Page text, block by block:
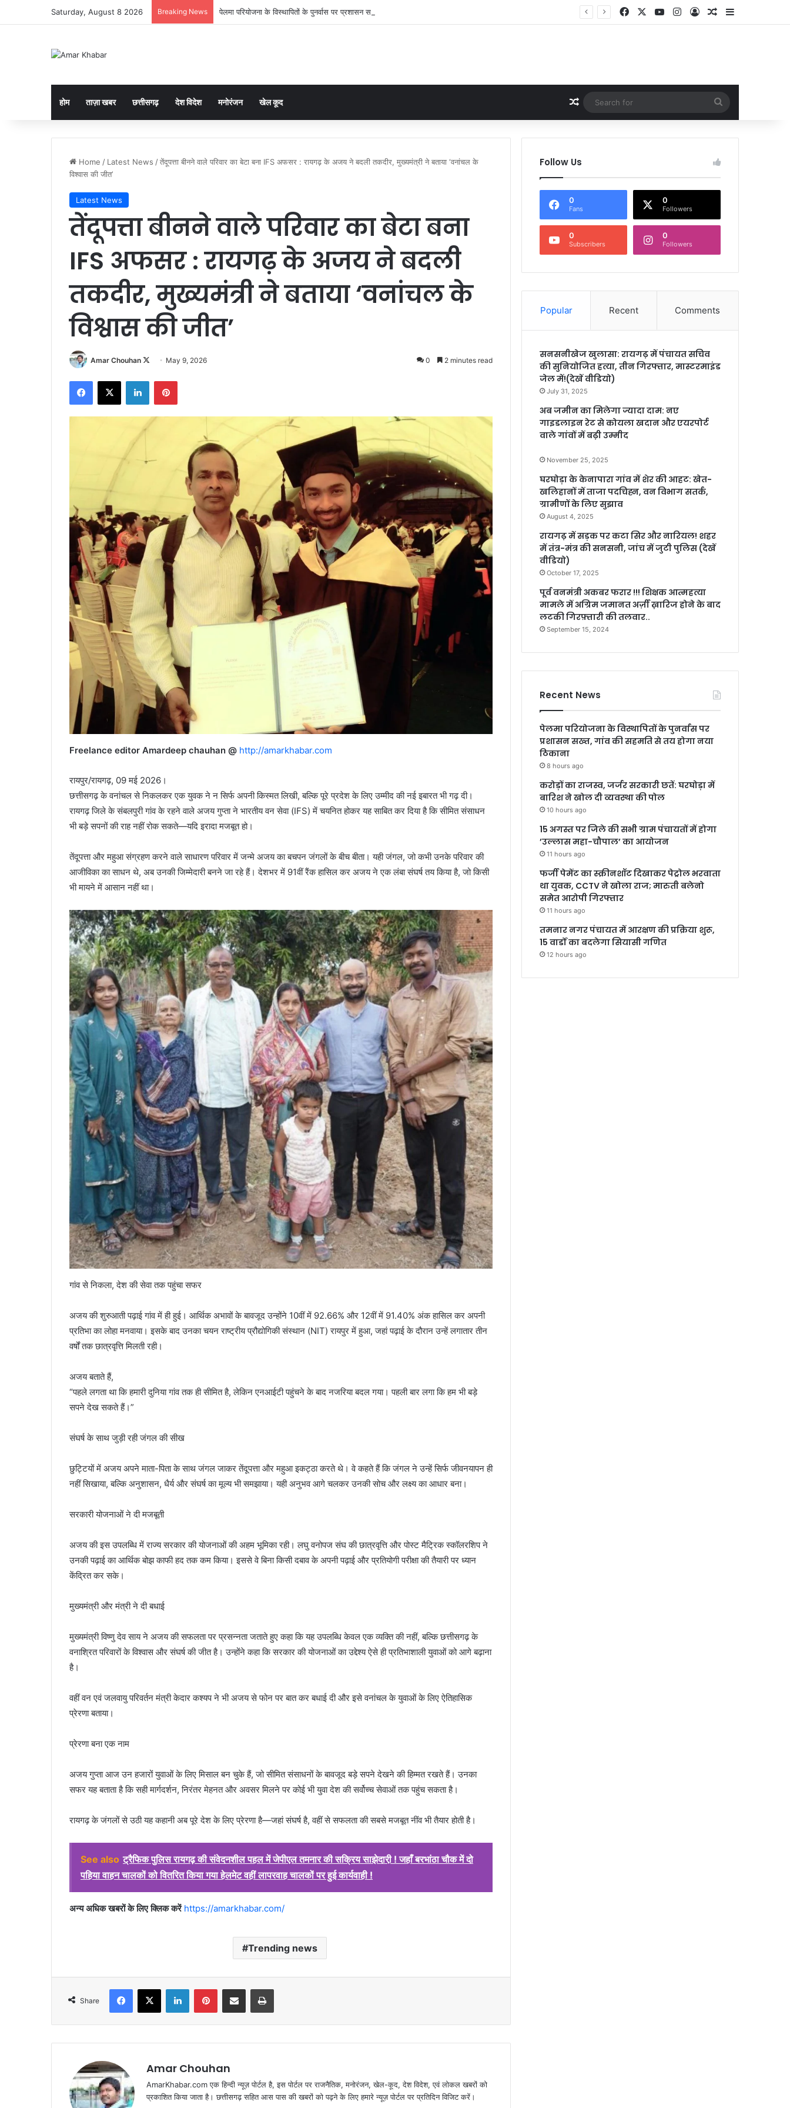
Saturday, August 8 2026 Breaking News पेलमा परियोजना के विस्थापितों के पुनर्वास पर प्रशासन सख्त, गांव की सहमति से तय होगा नया ठिकाना FacebookYouTubeInstagram
Log InRandom Article
Sidebar
होम ताज़ा खबर छत्तीसगढ़ देश विदेश मनोरंजन खेल कूद Random Article
for
Home / Latest News /तेंदूपत्ता बीनने वाले परिवार का बेटा बना IFS अफसर : रायगढ़ के अजय ने बदली तकदीर, मुख्यमंत्री ने बताया ‘वनांचल के
विश्वास की जीत’
Latest News
तेंदूपत्ता बीनने वाले परिवार का बेटा बना
IFS अफसर : रायगढ़ के अजय ने बदली
तकदीर, मुख्यमंत्री ने बताया ‘वनांचल के
विश्वास की जीत’
Amar Chouhan
FollowMay 9, 2026 0 2 minutes read
Facebook
X LinkedInPinterest
Freelance editor Amardeep chauhan @ http://amarkhabar.com
रायपुर/रायगढ़, 09 मई 2026।
छत्तीसगढ़ के वनांचल से निकलकर एक युवक ने न सिर्फ अपनी किस्मत लिखी, बल्कि पूरे प्रदेश के लिए उम्मीद की नई इबारत भी गढ़ दी।
रायगढ़ जिले के संबलपुरी गांव के रहने वाले अजय गुप्ता ने भारतीय वन सेवा (IFS) में चयनित होकर यह साबित कर दिया है कि सीमित संसाधन
भी बड़े सपनों की राह नहीं रोक सकते—यदि इरादा मजबूत हो।
तेंदूपत्ता और महुआ संग्रहण करने वाले साधारण परिवार में जन्मे अजय का बचपन जंगलों के बीच बीता। यही जंगल, जो कभी उनके परिवार की
आजीविका का साधन थे, अब उनकी जिम्मेदारी बनने जा रहे हैं। देशभर में 91वीं रैंक हासिल कर अजय ने एक लंबा संघर्ष तय किया है, जो किसी
भी मायने में आसान नहीं था।
गांव से निकला, देश की सेवा तक पहुंचा सफर
अजय की शुरुआती पढ़ाई गांव में ही हुई। आर्थिक अभावों के बावजूद उन्होंने 10वीं में 92.66% और 12वीं में 91.40% अंक हासिल कर अपनी
प्रतिभा का लोहा मनवाया। इसके बाद उनका चयन राष्ट्रीय प्रौद्योगिकी संस्थान (NIT) रायपुर में हुआ, जहां पढ़ाई के दौरान उन्हें लगातार तीन
वर्षों तक छात्रवृत्ति मिलती रही।
अजय बताते हैं,
“पहले लगता था कि हमारी दुनिया गांव तक ही सीमित है, लेकिन एनआईटी पहुंचने के बाद नजरिया बदल गया। पहली बार लगा कि हम भी बड़े
सपने देख सकते हैं।”
संघर्ष के साथ जुड़ी रही जंगल की सीख
छुट्टियों में अजय अपने माता-पिता के साथ जंगल जाकर तेंदूपत्ता और महुआ इकट्ठा करते थे। वे कहते हैं कि जंगल ने उन्हें सिर्फ जीवनयापन ही
नहीं सिखाया, बल्कि अनुशासन, धैर्य और संघर्ष का मूल्य भी समझाया। यही अनुभव आगे चलकर उनकी सोच और लक्ष्य का आधार बना।
सरकारी योजनाओं ने दी मजबूती
अजय की इस उपलब्धि में राज्य सरकार की योजनाओं की अहम भूमिका रही। लघु वनोपज संघ की छात्रवृत्ति और पोस्ट मैट्रिक स्कॉलरशिप ने
उनकी पढ़ाई का आर्थिक बोझ काफी हद तक कम किया। इससे वे बिना किसी दबाव के अपनी पढ़ाई और प्रतियोगी परीक्षा की तैयारी पर ध्यान
केंद्रित कर सके।
मुख्यमंत्री और मंत्री ने दी बधाई
मुख्यमंत्री विष्णु देव साय ने अजय की सफलता पर प्रसन्नता जताते हुए कहा कि यह उपलब्धि केवल एक व्यक्ति की नहीं, बल्कि छत्तीसगढ़ के
वनाश्रित परिवारों के विश्वास और संघर्ष की जीत है। उन्होंने कहा कि सरकार की योजनाओं का उद्देश्य ऐसे ही प्रतिभाशाली युवाओं को आगे बढ़ाना
है।
वहीं वन एवं जलवायु परिवर्तन मंत्री केदार कश्यप ने भी अजय से फोन पर बात कर बधाई दी और इसे वनांचल के युवाओं के लिए ऐतिहासिक
प्रेरणा बताया।
प्रेरणा बना एक नाम
अजय गुप्ता आज उन हजारों युवाओं के लिए मिसाल बन चुके हैं, जो सीमित संसाधनों के बावजूद बड़े सपने देखने की हिम्मत रखते हैं। उनका
सफर यह बताता है कि सही मार्गदर्शन, निरंतर मेहनत और अवसर मिलने पर कोई भी युवा देश की सर्वोच्च सेवाओं तक पहुंच सकता है।
रायगढ़ के जंगलों से उठी यह कहानी अब पूरे देश के लिए प्रेरणा है—जहां संघर्ष है, वहीं से सफलता की सबसे मजबूत नींव भी तैयार होती है।
See also ट्रैफिक पुलिस रायगढ़ की संवेदनशील पहल में जेपीएल तमनार की सक्रिय साझेदारी़ ! जहाँ बरभांठा चौक में दो
पहिया वाहन चालकों को वितरित किया गया हेलमेट वहीं लापरवाह चालकों पर हुई कार्यवाही !
अन्य अधिक खबरों के लिए क्लिक करें https://amarkhabar.com/
Trending news
Share
Facebook
X LinkedInPinterestShare via Email Print
Amar Chouhan
AmarKhabar.com एक हिन्दी न्यूज़ पोर्टल है, इस पोर्टल पर राजनैतिक, मनोरंजन, खेल-कूद, देश विदेश, एवं लोकल खबरों को
प्रकाशित किया जाता है। छत्तीसगढ़ सहित आस पास की खबरों को पढ़ने के लिए हमारे न्यूज़ पोर्टल पर प्रतिदिन विजिट करें।
Follow Us
0
Fans
0
Followers
0
Subscribers
0
Followers
Popular Recent Comments
सनसनीखेज खुलासा: रायगढ़ में पंचायत सचिव
की सुनियोजित हत्या, तीन गिरफ्तार, मास्टरमाइंड
जेल में!(देखें वीडियो)
July 31, 2025
अब जमीन का मिलेगा ज्यादा दाम: नए
गाइडलाइन रेट से कोयला खदान और एयरपोर्ट
वाले गांवों में बढ़ी उम्मीद
November 25, 2025
घरघोड़ा के केनापारा गांव में शेर की आहट: खेत-
खलिहानों में ताजा पदचिह्न, वन विभाग सतर्क,
ग्रामीणों के लिए सुझाव
August 4, 2025
रायगढ़ में सड़क पर कटा सिर और नारियल! शहर
में तंत्र-मंत्र की सनसनी, जांच में जुटी पुलिस (देखें
वीडियो)
October 17, 2025
पूर्व वनमंत्री अकबर फरार !!! शिक्षक आत्महत्या
मामले में अग्रिम जमानत अर्ज़ी ख़ारिज होने के बाद
लटकी गिरफ़्तारी की तलवार..
September 15, 2024
Recent News
पेलमा परियोजना के विस्थापितों के पुनर्वास पर
प्रशासन सख्त, गांव की सहमति से तय होगा नया
ठिकाना
8 hours ago
करोड़ों का राजस्व, जर्जर सरकारी छतें: घरघोड़ा में
बारिश ने खोल दी व्यवस्था की पोल
10 hours ago
15 अगस्त पर जिले की सभी ग्राम पंचायतों में होगा
’उल्लास महा-चौपाल’ का आयोजन
11 hours ago
फर्जी पेमेंट का स्क्रीनशॉट दिखाकर पेट्रोल भरवाता
था युवक, CCTV ने खोला राज; मारुती बलेनो
समेत आरोपी गिरफ्तार
11 hours ago
तमनार नगर पंचायत में आरक्षण की प्रक्रिया शुरू,
15 वार्डों का बदलेगा सियासी गणित
12 hours ago